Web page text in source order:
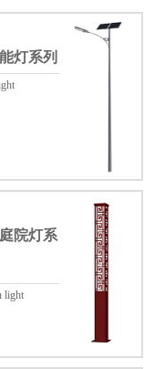
灯系列
院灯系
light